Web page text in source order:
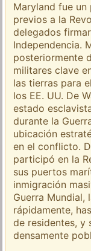
Maryland fue
previos a la
delegados
Independencia.
posteriormente
militares clave
las tierras para
los EE. UU. De
estado
durante la
ubicación
en el conflicto.
participó en la
sus puertos
inmigración
Guerra
rápidamente,
de residentes, y
densamente